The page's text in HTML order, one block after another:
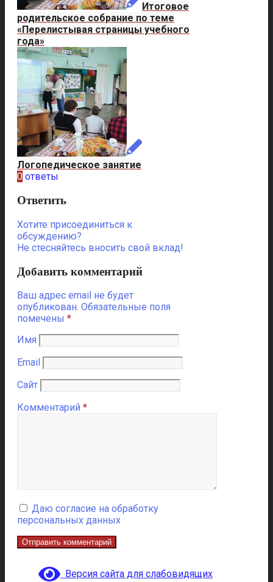
Итоговое
родительское собрание по теме
«Перелистывая страницы учебного
года»
Логопедическое занятие
0 ответы
Ответить
Хотите присоединиться к
обсуждению?
Не стесняйтесь вносить свой вклад!
Добавить комментарий
Ваш адрес email не будет
опубликован. Обязательные поля
помечены *
Имя
Email
Сайт
Комментарий *
Даю согласие на обработку
персональных данных
Версия сайта для слабовидящих